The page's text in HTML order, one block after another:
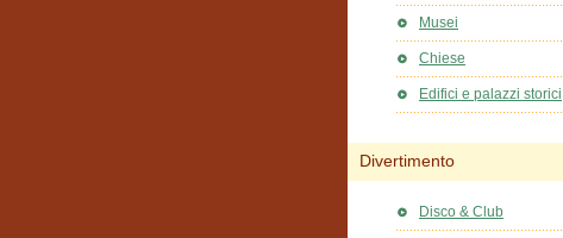
Musei
Chiese
Edifici e palazzi storici
Divertimento
Disco & Club